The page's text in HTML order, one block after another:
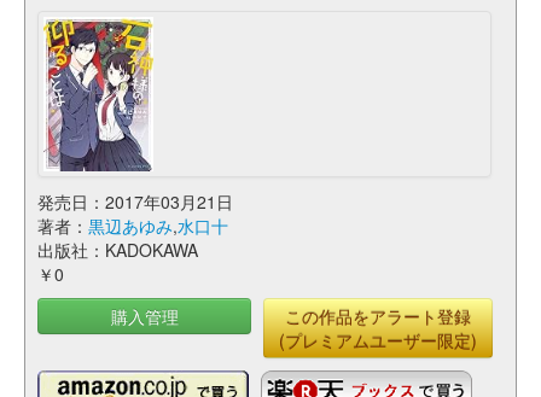
発売日：2017年03月21日
著者： 黒辺あゆみ,水口十
出版社：KADOKAWA
￥0
購入管理
この作品をアラート登録
(プレミアムユーザー限定)